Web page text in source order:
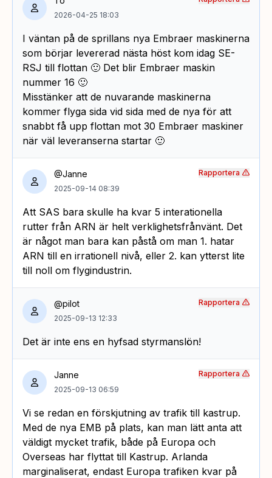
2026-04-25 18:03
I väntan på de sprillans nya Embraer maskinerna
som börjar levererad nästa höst kom idag SE-
RSJ till flottan 🙂 Det blir Embraer maskin
nummer 16 🙂
Misstänker att de nuvarande maskinerna
kommer flyga sida vid sida med de nya för att
snabbt få upp flottan mot 30 Embraer maskiner
när väl leveranserna startar 🙂
@Janne
2025-09-14 08:39
Att SAS bara skulle ha kvar 5 interationella
rutter från ARN är helt verklighetsfrånvänt. Det
är något man bara kan påstå om man 1. hatar
ARN till en irrationell nivå, eller 2. kan ytterst lite
till noll om flygindustrin.
Rapportera
@pilot
2025-09-13 12:33
Det är inte ens en hyfsad styrmanslön!
Rapportera
Janne
2025-09-13 06:59
Vi se redan en förskjutning av trafik till kastrup.
Med de nya EMB på plats, kan man lätt anta att
väldigt mycket trafik, både på Europa och
Overseas har flyttat till Kastrup. Arlanda
marginaliserat, endast Europa trafiken kvar på
Rapportera